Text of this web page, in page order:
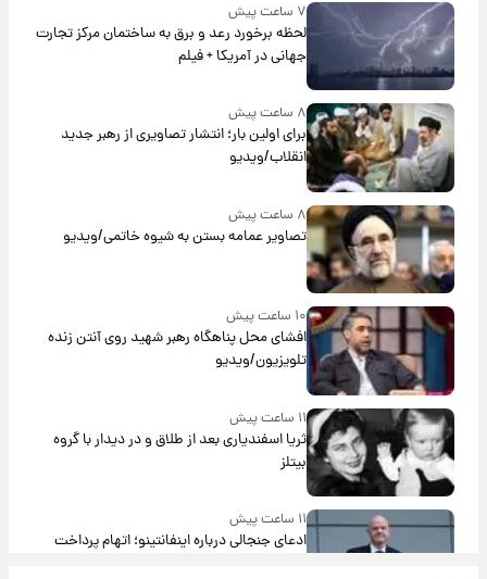
۷ ساعت پیش
لحظه برخورد رعد و برق به ساختمان مرکز تجارت
جهانی در آمریکا + فیلم
۸ ساعت پیش
برای اولین بار؛ انتشار تصاویری از رهبر جدید
انقلاب/ویدیو
۸ ساعت پیش
تصاویر عمامه بستن به شیوه خاتمی/ویدیو
۱۰ ساعت پیش
افشای محل پناهگاه‌ رهبر شهید روی آنتن زنده
تلویزیون/ویدیو
۱۱ ساعت پیش
ثریا اسفندیاری بعد از طلاق و در دیدار با گروه
بیتلز
۱۱ ساعت پیش
ادعای جنجالی درباره اینفانتینو؛ اتهام پرداخت